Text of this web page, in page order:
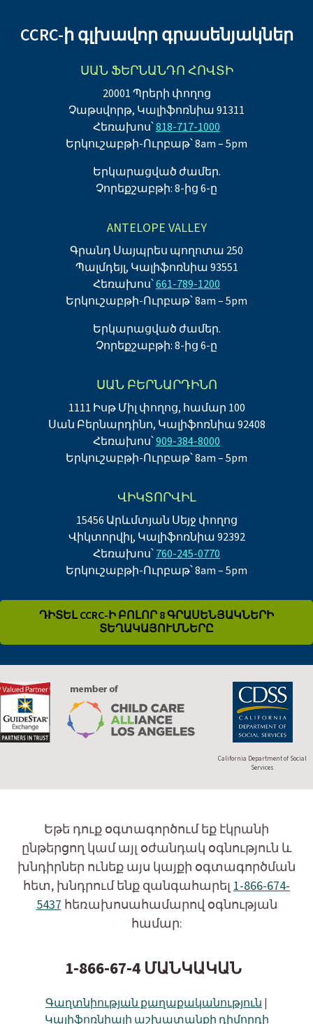
CCRC-ի գլխավոր գրասենյակներ
ՍԱՆ ՖԵՐՆԱՆԴՈ ՀՈՎՏԻ
20001 Պրերի փողոց
Չաթսվորթ, Կալիֆոռնիա 91311
Հեռախոս՝818-717-1000
Երկուշաբթի-Ուրբաթ՝ 8am – 5pm
Երկարացված ժամեր.
Չորեքշաբթի: 8-ից 6-ը
ANTELOPE VALLEY
Գրանդ Սայպրես պողոտա 250
Պալմդեյլ, Կալիֆոռնիա 93551
Հեռախոս՝661-789-1200
Երկուշաբթի-Ուրբաթ՝ 8am – 5pm
Երկարացված ժամեր.
Չորեքշաբթի: 8-ից 6-ը
ՍԱՆ ԲԵՐՆԱՐԴԻՆՈ
1111 Իսթ Միլ փողոց, համար 100
Սան Բերնարդինո, Կալիֆոռնիա 92408
Հեռախոս՝909-384-8000
Երկուշաբթի-Ուրբաթ՝ 8am – 5pm
ՎԻԿՏՈՐՎԻԼ
15456 Արևմտյան Սեյջ փողոց
Վիկտորվիլ, Կալիֆոռնիա 92392
Հեռախոս՝760-245-0770
Երկուշաբթի-Ուրբաթ՝ 8am – 5pm
ԴԻՏԵԼ CCRC-Ի ԲՈԼՈՐ 8 ԳՐԱՍԵՆՅԱԿՆԵՐԻ
ՏԵՂԱԿԱՅՈՒՄՆԵՐԸ
California Department of Social
Services
Եթե դուք օգտագործում եք էկրանի
ընթերցող կամ այլ օժանդակ օգնություն և
խնդիրներ ունեք այս կայքի օգտագործման
հետ, խնդրում ենք զանգահարել 1-866-674-
5437 հեռախոսահամարով օգնության
համար:
1-866-67-4 ՄԱՆԿԱԿԱՆ
Գաղտնիության քաղաքականություն |
Կալիֆոռնիայի աշխատանքի դիմորդի